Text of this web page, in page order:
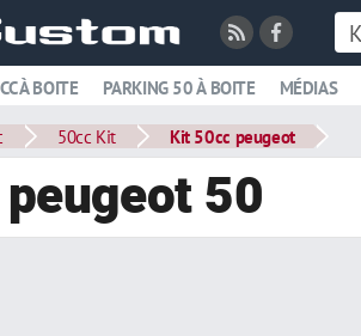
À BOITE PARKING 50 À BOITE MÉDIAS
50cc Kit Kit 50cc peugeot
50